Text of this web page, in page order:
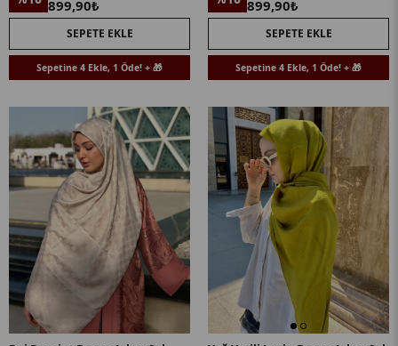
899,90₺
SEPETE EKLE
Sepetine 4 Ekle, 1 Öde! + 🎁
899,90₺
SEPETE EKLE
Sepetine 4 Ekle, 1 Öde! + 🎁